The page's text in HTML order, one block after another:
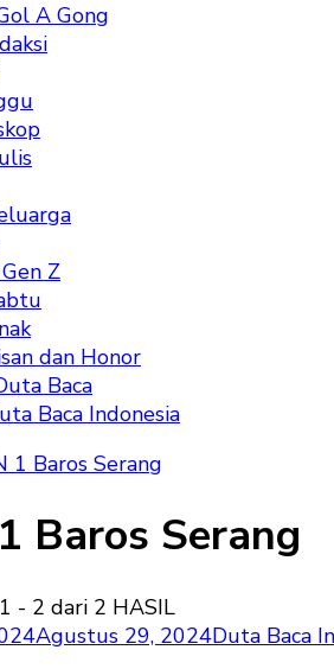
A Gong
Z
dan Honor
Baca
Baca Indonesia
1 Baros Serang
Baros Serang
- 2 dari 2 HASIL
Agustus 29, 2024Duta Baca